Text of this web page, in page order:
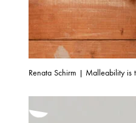
Renata Schirm | Malleability is